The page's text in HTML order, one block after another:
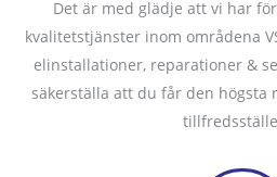
Det är med glädje att vi har
kvalitetstjänster inom områdena
elinstallationer, reparationer &
säkerställa att du får den högsta